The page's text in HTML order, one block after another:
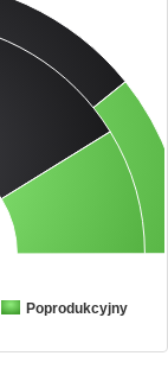
Poprodukcyjny